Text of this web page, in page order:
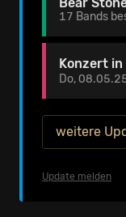
17 Bands
Konzert in
Do,
weitere
Update melden